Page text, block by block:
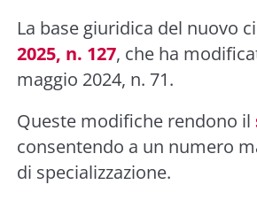
La base giuridica del nuovo
2025, n. 127, che ha
maggio 2024, n. 71.
Queste modifiche rendono il
consentendo a un numero
di specializzazione.